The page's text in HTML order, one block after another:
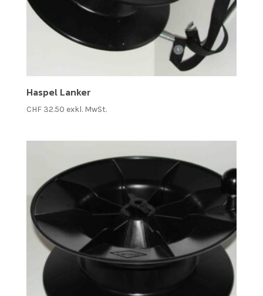
Haspel Lanker
CHF32.50 exkl. MwSt.